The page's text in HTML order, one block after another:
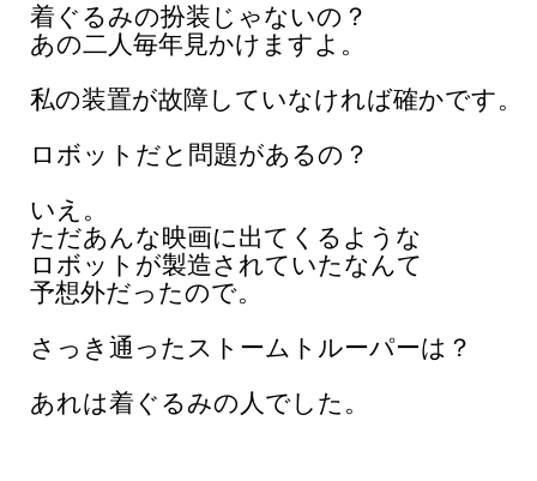
着ぐるみの扮装じゃないの？
あの二人毎年見かけますよ。
私の装置が故障していなければ確かです。
ロボットだと問題があるの？
いえ。
ただあんな映画に出てくるような
ロボットが製造されていたなんて
予想外だったので。
さっき通ったストームトルーパーは？
あれは着ぐるみの人でした。